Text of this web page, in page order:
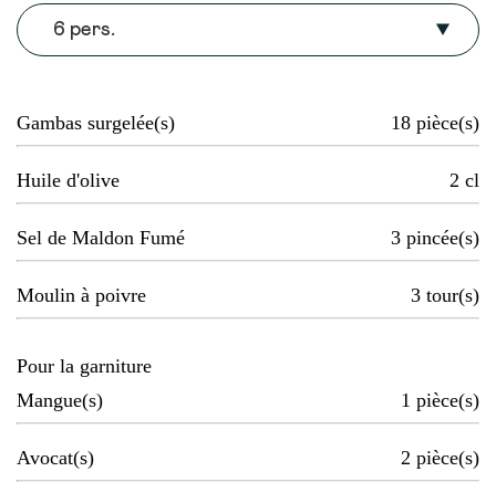
6 pers.
Gambas surgelée(s) 18 pièce(s)
Huile d'olive 2 cl
Sel de Maldon Fumé 3 pincée(s)
Moulin à poivre 3 tour(s)
Pour la garniture
Mangue(s)
1 pièce(s)
Avocat(s) 2 pièce(s)